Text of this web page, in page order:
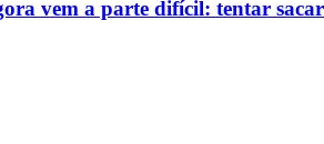
vem a parte difícil: tentar sacar